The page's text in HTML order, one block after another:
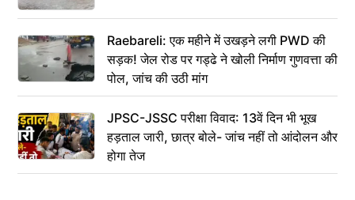
Raebareli: एक महीने में उखड़ने लगी PWD की
सड़क! जेल रोड पर गड्ढे ने खोली निर्माण गुणवत्ता की
पोल, जांच की उठी मांग
JPSC-JSSC परीक्षा विवाद: 13वें दिन भी भूख
हड़ताल जारी, छात्र बोले- जांच नहीं तो आंदोलन और
होगा तेज